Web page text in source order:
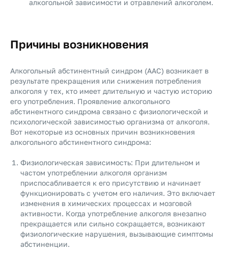
алкогольной зависимости и отравлений алкоголем.
Причины возникновения
Алкогольный абстинентный синдром (ААС) возникает в
результате прекращения или снижения потребления
алкоголя у тех, кто имеет длительную и частую историю
его употребления. Проявление алкогольного
абстинентного синдрома связано с физиологической и
психологической зависимостью организма от алкоголя.
Вот некоторые из основных причин возникновения
алкогольного абстинентного синдрома:
Физиологическая зависимость: При длительном и
частом употреблении алкоголя организм
приспосабливается к его присутствию и начинает
функционировать с учетом его наличия. Это включает
изменения в химических процессах и мозговой
активности. Когда употребление алкоголя внезапно
прекращается или сильно сокращается, возникают
физиологические нарушения, вызывающие симптомы
абстиненции.